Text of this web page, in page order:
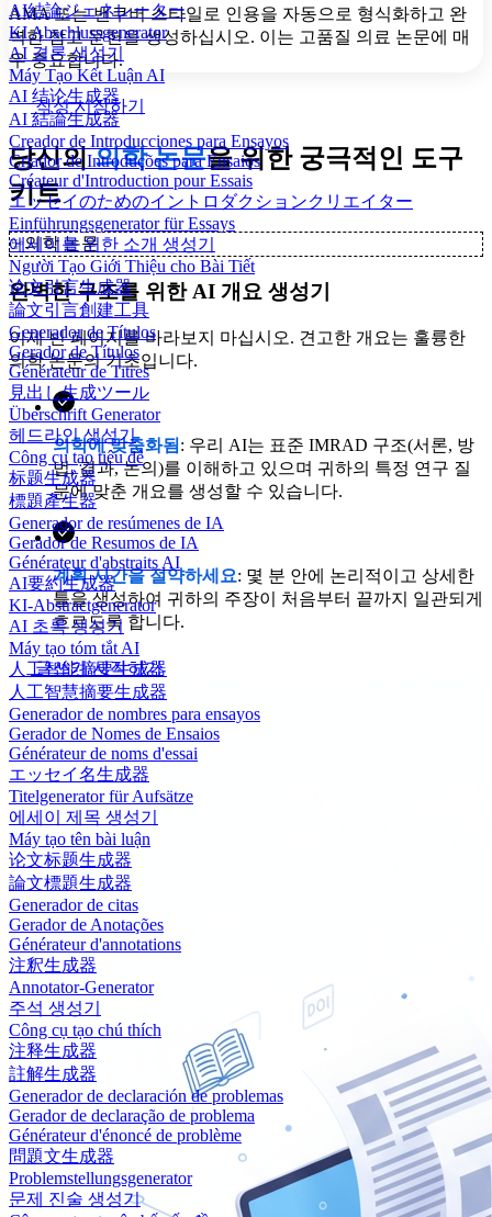
AI結論ジェネレーター
KI Abschlussgenerator
AI 결론 생성기
Máy Tạo Kết Luận AI
AI 结论生成器
AI 結論生成器
Creador de Introducciones para Ensayos
Criador de Introduções para Ensaios
Créateur d'Introduction pour Essais
エッセイのためのイントロダクションクリエイター
Einführungsgenerator für Essays
에세이를 위한 소개 생성기
Người Tạo Giới Thiệu cho Bài Tiết
论文引言生成器
論文引言創建工具
Generador de Títulos
Gerador de Títulos
Générateur de Titres
見出し生成ツール
Überschrift Generator
헤드라인 생성기
Công cụ tạo tiêu đề
标题生成器
標題產生器
Generador de resúmenes de IA
Gerador de Resumos de IA
Générateur d'abstraits AI
AI要約生成器
KI-Abstractgenerator
AI 초록 생성기
Máy tạo tóm tắt AI
人工智能摘要生成器
人工智慧摘要生成器
Generador de nombres para ensayos
Gerador de Nomes de Ensaios
Générateur de noms d'essai
エッセイ名生成器
Titelgenerator für Aufsätze
에세이 제목 생성기
Máy tạo tên bài luận
论文标题生成器
論文標題生成器
Generador de citas
Gerador de Anotações
Générateur d'annotations
注釈生成器
Annotator-Generator
주석 생성기
Công cụ tạo chú thích
注释生成器
註解生成器
Generador de declaración de problemas
Gerador de declaração de problema
Générateur d'énoncé de problème
問題文生成器
Problemstellungsgenerator
문제 진술 생성기
AMA 또는 밴쿠버 스타일로 인용을 자동으로 형식화하고 완
벽한 참고 문헌을 생성하십시오. 이는 고품질 의료 논문에 매
우 중요합니다.
작성 시작하기
당신의의학 논문을 위한 궁극적인 도구
키트
✨의학 논문
완벽한 구조를 위한 AI 개요 생성기
이제 빈 페이지를 바라보지 마십시오. 견고한 개요는 훌륭한
의학 논문의 기초입니다.
의학에 맞춤화됨 : 우리 AI는 표준 IMRAD 구조(서론, 방
법, 결과, 논의)를 이해하고 있으며 귀하의 특정 연구 질
문에 맞춘 개요를 생성할 수 있습니다.
계획 시간을 절약하세요: 몇 분 안에 논리적이고 상세한
틀을 생성하여 귀하의 주장이 처음부터 끝까지 일관되게
흐르도록 합니다.
글쓰기 시작하기